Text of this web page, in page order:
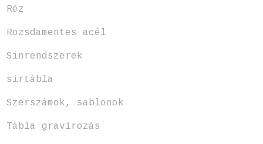
Réz
Rozsdamentes acél
Sinrendszerek
sírtábla
Szerszámok, sablonok
Tábla gravírozás